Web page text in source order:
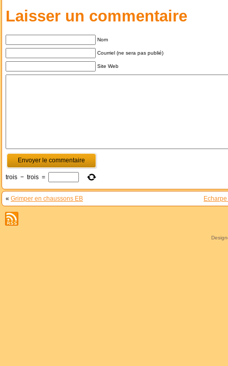
Laisser un commentaire
Nom
Courriel (ne sera pas publié)
Site Web
trois − trois =
« Grimper en chaussons EB